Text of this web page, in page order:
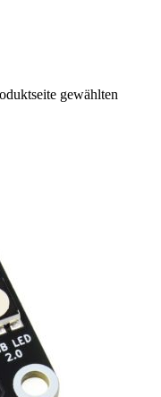
gewählten